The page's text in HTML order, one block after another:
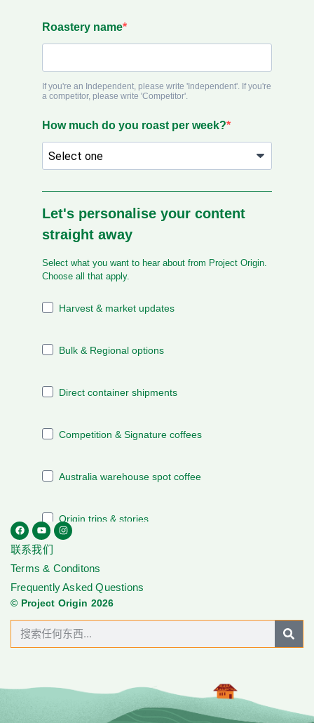
联系我们
Terms & Conditons
Frequently Asked Questions
© Project Origin 2026